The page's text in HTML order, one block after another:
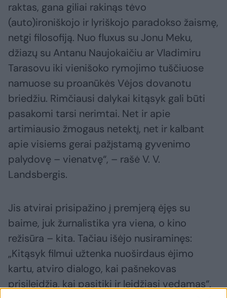
raktas, gana giliai rakinąs tėvo
(auto)ironiškojo ir lyriškojo paradokso žaismę,
netgi filosofiją. Nuo fluxus su Jonu Meku,
džiazų su Antanu Naujokaičiu ar Vladimiru
Tarasovu iki vienišoko rymojimo tuščiuose
namuose su proanūkės Vėjos dovanotu
briedžiu. Rimčiausi dalykai kitąsyk gali būti
pasakomi tarsi nerimtai. Net ir apie
artimiausio žmogaus netektį, net ir kalbant
apie visiems gerai pažįstamą gyvenimo
palydovę – vienatvę“, – rašė V. V.
Landsbergis.
Jis atvirai prisipažino į premjerą ėjęs su
baime, juk žurnalistika yra viena, o kino
režisūra – kita. Tačiau išėjo nusiraminęs:
„Kitąsyk filmui užtenka nuoširdaus ėjimo
kartu, atviro dialogo, kai pašnekovas
prisileidžia, kai pasitiki ir leidžiasi vedamas“,